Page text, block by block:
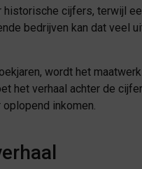
cijfers, terwijl
bedrijven kan dat veel
wordt het
het verhaal achter de
inkomen.